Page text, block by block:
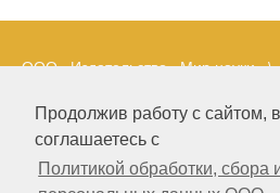
Продолжив работу с сайтом,
соглашаетесь с
Политикой обработки, сбора
ООО «Издательство «Мир науки» \
LLC Материалы, размещенные на
охраняются Законом о защите
прав. Публикация любых
этого сайта запрещена без
предварительного согласования с